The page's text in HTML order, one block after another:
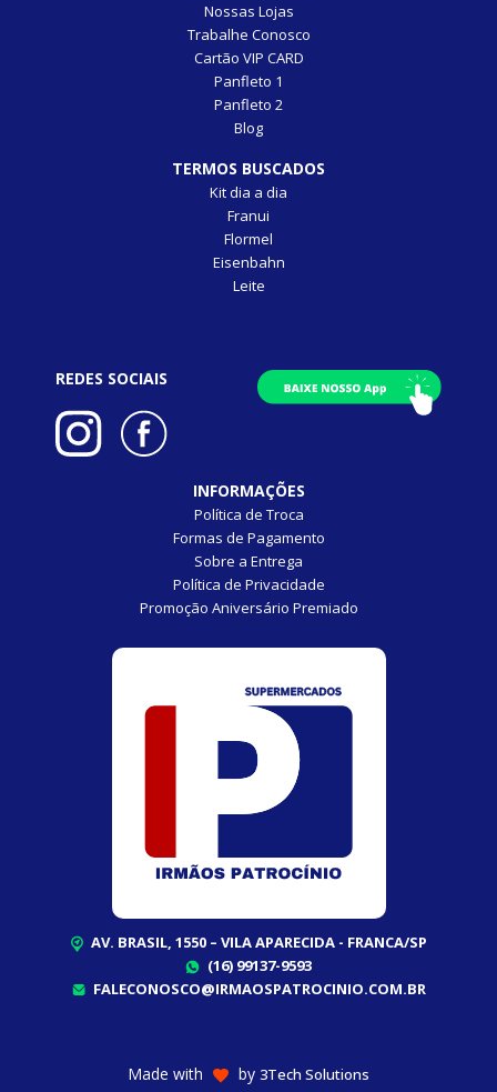
Nossas Lojas
Trabalhe Conosco
Cartão VIP CARD
Panfleto 1
Panfleto 2
Blog
TERMOS BUSCADOS
Kit dia a dia
Franui
Flormel
Eisenbahn
Leite
REDES SOCIAIS
INFORMAÇÕES
Política de Troca
Formas de Pagamento
Sobre a Entrega
Política de Privacidade
Promoção Aniversário Premiado
AV. BRASIL, 1550 – VILA APARECIDA - FRANCA/SP
(16) 99137-9593
FALECONOSCO@IRMAOSPATROCINIO.COM.BR
Made with by 3Tech Solutions